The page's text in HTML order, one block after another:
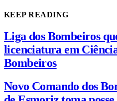
KEEP READING
Liga dos Bombeiros
licenciatura em
Bombeiros
Novo Comando dos